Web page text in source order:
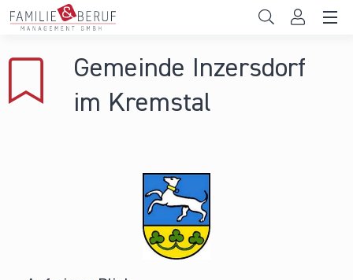
Direkt zum Inhalt
Gemeinden
Gemeinde Inzersdorf
im Kremstal